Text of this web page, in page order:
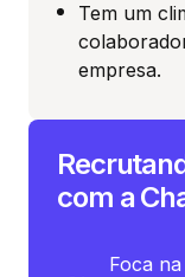
Tem um
empresa.
com a
Foca